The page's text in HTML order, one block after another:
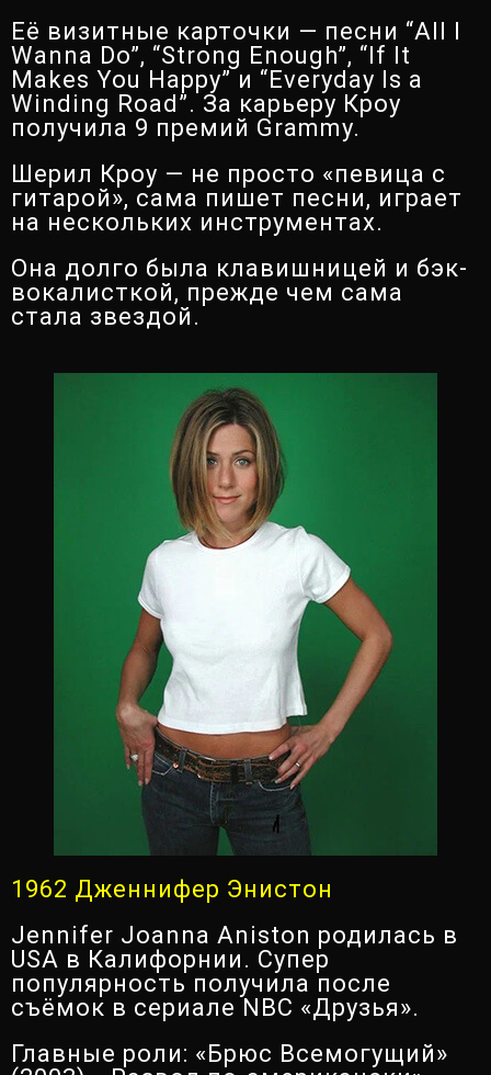
Её визитные карточки — песни “All I
Wanna Do”, “Strong Enough”, “If It
Makes You Happy” и “Everyday Is a
Winding Road”. За карьеру Кроу
получила 9 премий Grammy.
Шерил Кроу — не просто «певица с
гитарой», сама пишет песни, играет
на нескольких инструментах.
Она долго была клавишницей и бэк-
вокалисткой, прежде чем сама
стала звездой.
1962 Дженнифер Энистон
Jennifer Joanna Aniston родилась в
USA в Калифорнии. Супер
популярность получила после
съёмок в сериале NBC «Друзья».
Главные роли: «Брюс Всемогущий»